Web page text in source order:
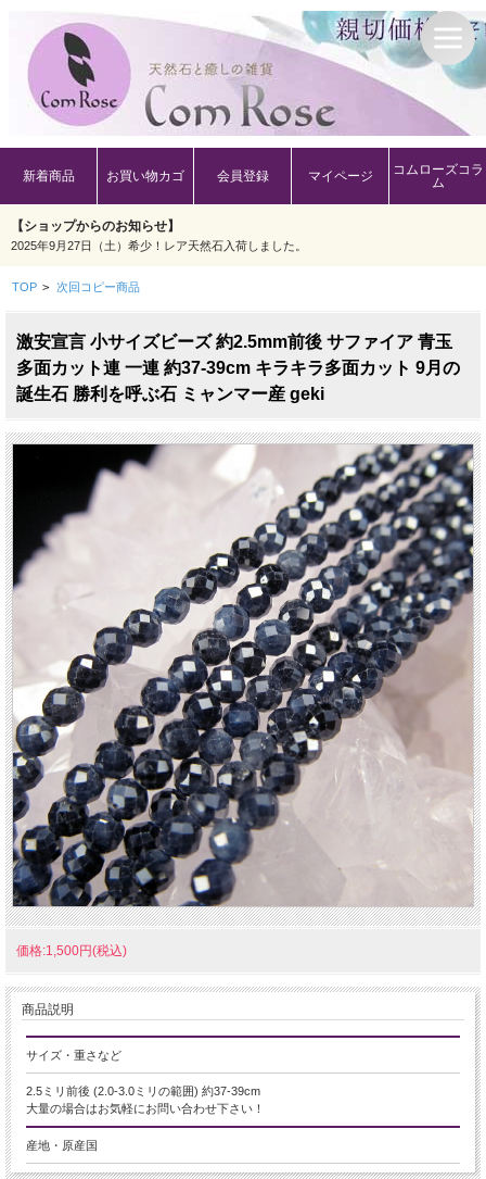
新着商品 お買い物カゴ 会員登録 マイページ
コムローズコラ
ム
【ショップからのお知らせ】
2025年9月27日（土）希少！レア天然石入荷しました。
TOP > 次回コピー商品
激安宣言 小サイズビーズ 約2.5mm前後 サファイア 青玉
多面カット連 一連 約37-39cm キラキラ多面カット 9月の
誕生石 勝利を呼ぶ石 ミャンマー産 geki
価格:1,500円(税込)
商品説明
サイズ・重さなど
2.5ミリ前後 (2.0-3.0ミリの範囲) 約37-39cm
大量の場合はお気軽にお問い合わせ下さい！
産地・原産国